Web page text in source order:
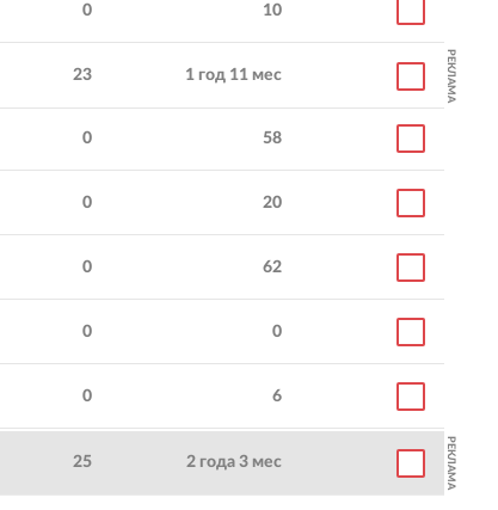
0 10
23 1 год 11 мес РЕКЛАМА
0 58
0 20
0 62
0 0
0 6
25 2 года 3 мес РЕКЛАМА